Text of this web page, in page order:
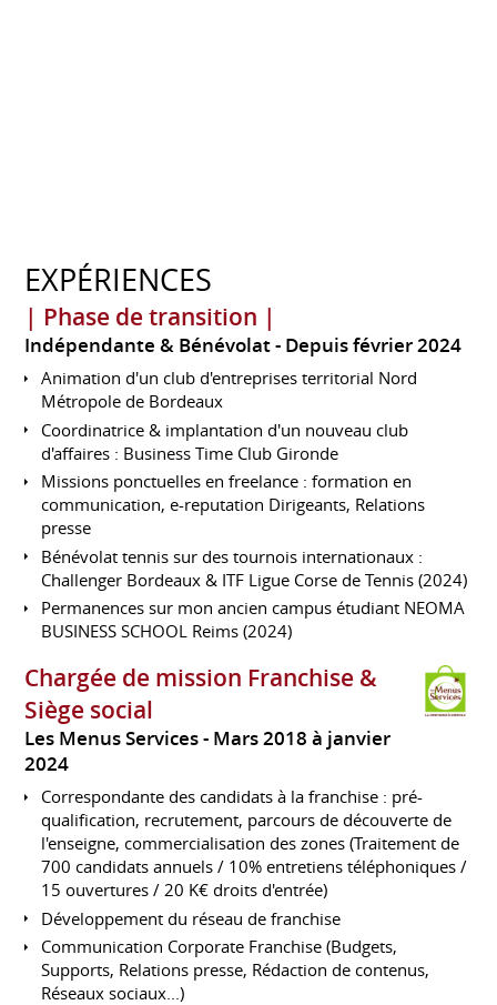
EXPÉRIENCES
| Phase de transition |
Indépendante & Bénévolat Depuis février 2024
Animation d'un club d'entreprises territorial Nord
Métropole de Bordeaux
Coordinatrice & implantation d'un nouveau club
d'affaires : Business Time Club Gironde
Missions ponctuelles en freelance : formation en
communication, e-reputation Dirigeants, Relations
presse
Bénévolat tennis sur des tournois internationaux :
Challenger Bordeaux & ITF Ligue Corse de Tennis (2024)
Permanences sur mon ancien campus étudiant NEOMA
BUSINESS SCHOOL Reims (2024)
Chargée de mission Franchise &
Siège social
Les Menus Services
Mars 2018 à janvier
2024
Correspondante des candidats à la franchise : pré-
qualification, recrutement, parcours de découverte de
l'enseigne, commercialisation des zones (Traitement de
700 candidats annuels / 10% entretiens téléphoniques /
15 ouvertures / 20 K€ droits d'entrée)
Développement du réseau de franchise
Communication Corporate Franchise (Budgets,
Supports, Relations presse, Rédaction de contenus,
Réseaux sociaux...)